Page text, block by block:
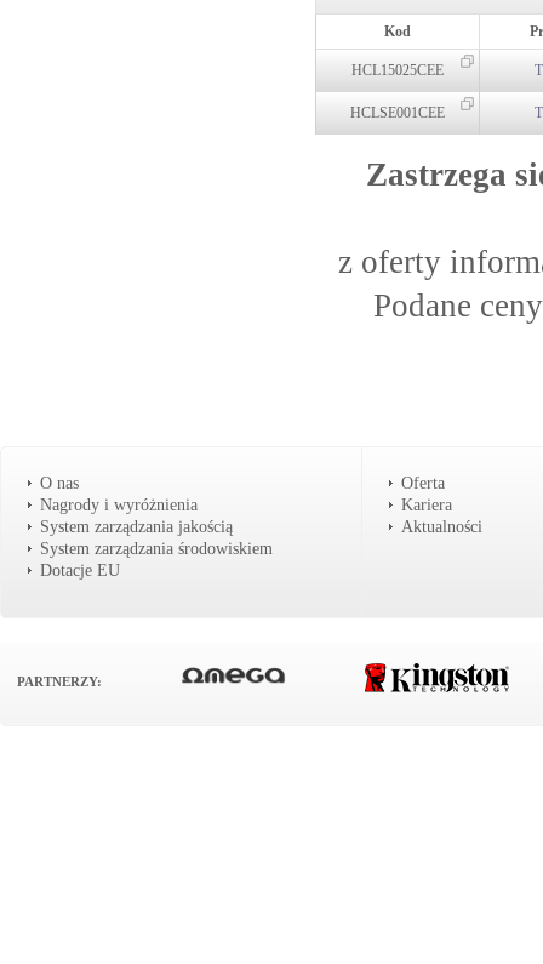
Kod
HCL15025CEE
HCLSE001CEE
Zastrzega
z oferty
Podane
O nas
Nagrody i wyróżnienia
System zarządzania jakością
System zarządzania środowiskiem
Dotacje EU
Oferta
Kariera
Aktualności
PARTNERZY: